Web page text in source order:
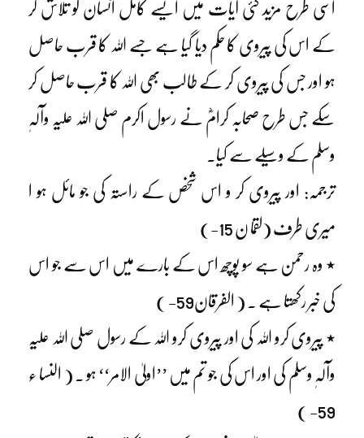
اسی طرح مزید کئی آیات میں ایسے کامل انسان کو تلاش کر
کے اس کی پیروی کا حکم دیا گیا ہے جسے اللہ کا قرب حاصل
ہو اور جس کی پیروی کر کے طالب بھی اللہ کا قرب حاصل کر
سکے جس طرح صحابہ کرامؓ نے رسول اکرم صلی اللہ علیہ وآلہٖ
وسلم کے وسیلے سے کیا۔
ترجمہ: اور پیروی کر و اس شخص کے راستہ کی جو مائل ہو ا
میری طرف (لقما ن 15-)
٭ وہ رحمن ہے سو پوچھ اس کے بارے میں اس سے جو اس
کی خبر رکھتا ہے ۔ ( الفرقان59- )
٭ پیروی کرو اللہ کی اور پیروی کرو اللہ کے رسول صلی اللہ علیہ
وآلہٖ وسلم کی اور اس کی جو تم میں ’’اولیٰ الامر‘‘ ہو ۔ ( النسا ء
59- )